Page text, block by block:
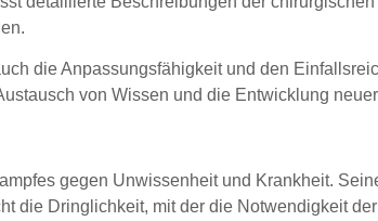
die Anpassungsfähigkeit und den
von Wissen und die Entwicklung
gegen Unwissenheit und Krankheit.
die Dringlichkeit, mit der die Notwendigkeit